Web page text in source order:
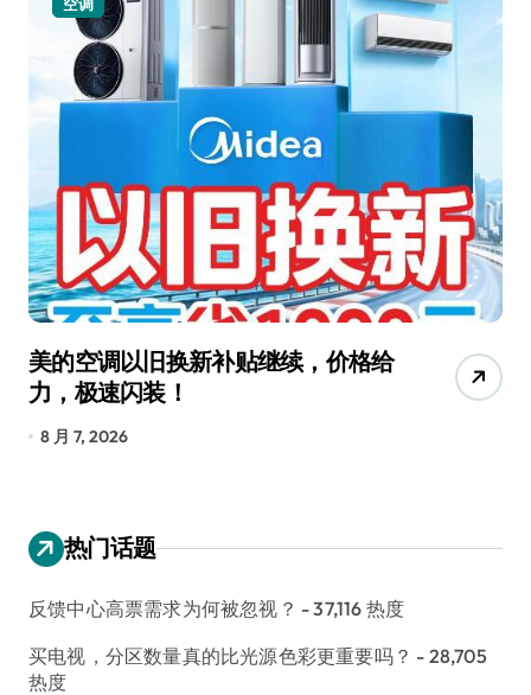
美的空调以旧换新补贴继续，价格给
力，极速闪装！
8 月 7, 2026
热门话题
反馈中心高票需求为何被忽视？ - 37,116 热度
买电视，分区数量真的比光源色彩更重要吗？ - 28,705
热度